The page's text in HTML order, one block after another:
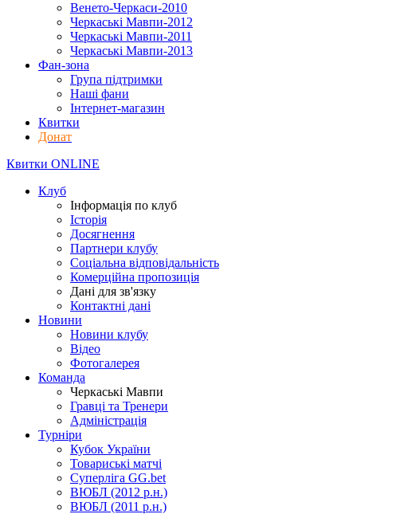
Венето-Черкаси-2010
Черкаські Мавпи-2012
Черкаські Мавпи-2011
Черкаські Мавпи-2013
Фан-зона
Група підтримки
Наші фани
Інтернет-магазин
Квитки
Донат
Квитки ONLINE
Клуб
Інформація по клуб
Історія
Досягнення
Партнери клубу
Соціальна відповідальність
Комерційна пропозиція
Дані для зв'язку
Контактні дані
Новини
Новини клубу
Відео
Фотогалерея
Команда
Черкаські Мавпи
Гравці та Тренери
Адміністрація
Турніри
Кубок України
Товариські матчі
Суперліга GG.bet
ВЮБЛ (2012 р.н.)
ВЮБЛ (2011 р.н.)